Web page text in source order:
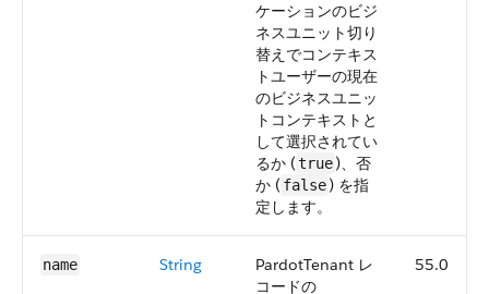
ケーションのビジ
ネスユニット切り
替えでコンテキス
トユーザーの現在
のビジネスユニッ
トコンテキストと
して選択されてい
るか (true)、否
か ( false) を指
定します。
name String
PardotTenant レ
コードの
55.0